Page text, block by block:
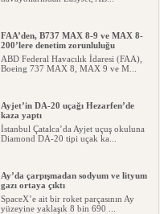
FAA’den, B737 MAX 8-9 ve MAX 8-
200’lere denetim zorunluluğu
ABD Federal Havacılık İdaresi (FAA),
Boeing 737 MAX 8, MAX 9 ve M...
Ayjet’in DA-20 uçağı Hezarfen’de
kaza yaptı
İstanbul Çatalca’da Ayjet uçuş okuluna
Diamond DA-20 tipi uçak ka...
Ay’da çarpışmadan sodyum ve lityum
gazı ortaya çıktı
SpaceX’e ait bir roket parçasının Ay
yüzeyine yaklaşık 8 bin 690 ...